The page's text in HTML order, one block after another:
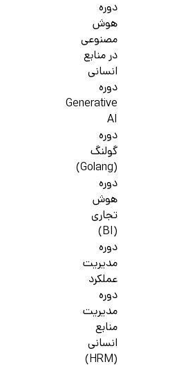
دوره
هوش
مصنوعی
در منابع
انسانی
دوره
Generative
AI
دوره
گولنگ
(Golang)
دوره
هوش
تجاری
(BI)
دوره
مدیریت
عملکرد
دوره
مدیریت
منابع
انسانی
(HRM)